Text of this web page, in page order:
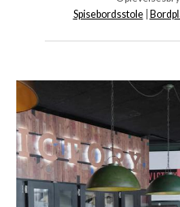
Spisebordsstole|